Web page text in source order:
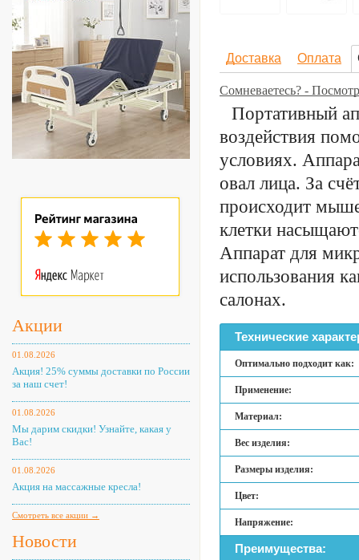
Акции
01.08.2026
Акция! 25% суммы доставки по России
за наш счет!
01.08.2026
Мы дарим скидки! Узнайте, какая у
Вас!
01.08.2026
Акция на массажные кресла!
Смотреть все акции →
Новости
Доставка Оплата
Сомневаетесь? -
Портативный
воздействия
условиях.
овал лица. За
происходит
клетки
Аппарат для
использования
салонах.
Технические
Оптимально подходит как:
Применение:
Материал:
Вес изделия:
Размеры изделия:
Цвет:
Напряжение:
Преимущества: